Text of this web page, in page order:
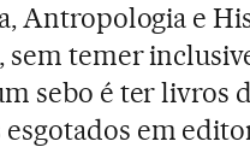
Antropologia e
sem temer
sebo é ter livros
em